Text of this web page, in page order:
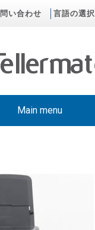
い合わせ 言語の選択
Main menu